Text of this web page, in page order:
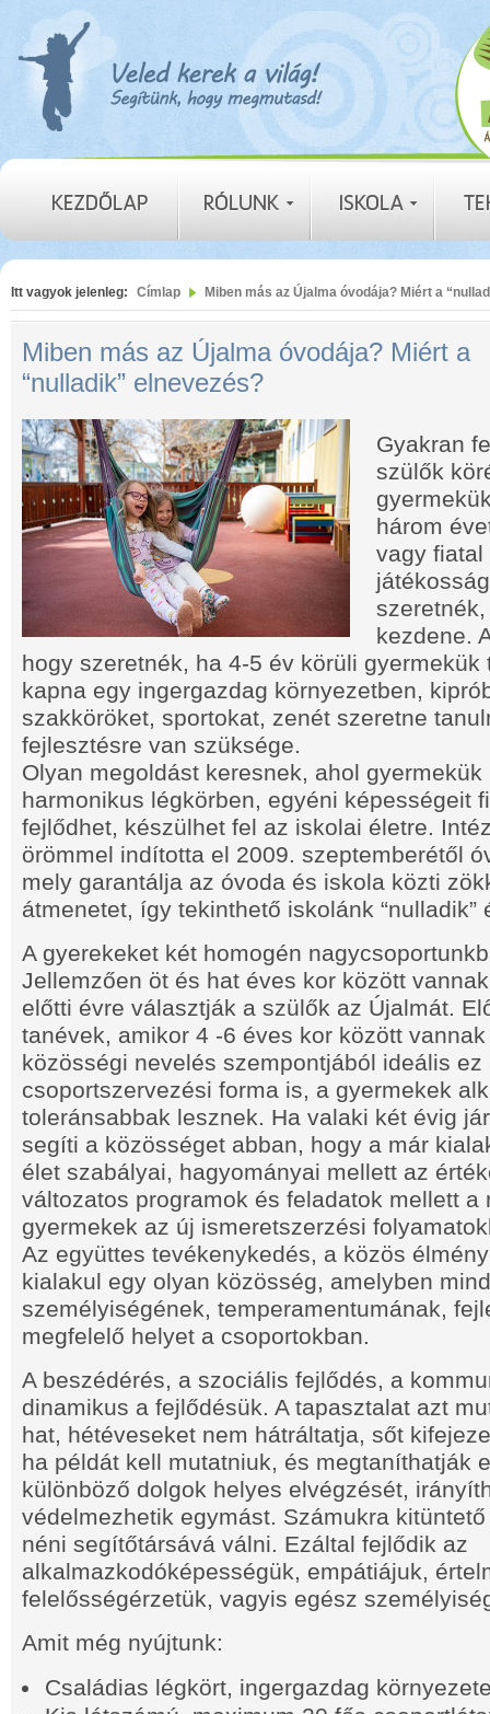
Itt vagyok jelenleg: Címlap Miben más az Újalma óvodája? Miért a
Miben más az Újalma óvodája? Miért a
“nulladik” elnevezés?
Gyakran
szülők
három
vagy
kezdene.
hogy szeretnék, ha 4-5 év körüli gyermekük
kapna egy ingergazdag környezetben,
szakköröket, sportokat, zenét szeretne
fejlesztésre van szüksége.
Olyan megoldást keresnek, ahol gyermekük
harmonikus légkörben, egyéni képességeit
fejlődhet, készülhet fel az iskolai életre.
örömmel indította el 2009. szeptemberétől
mely garantálja az óvoda és iskola közti
átmenetet, így tekinthető iskolánk “nulladik”
A gyerekeket két homogén
Jellemzően öt és hat éves kor között
előtti évre választják a szülők az Újalmát.
tanévek, amikor 4 -6 éves kor között
közösségi nevelés szempontjából ideális ez
csoportszervezési forma is, a gyermekek
toleránsabbak lesznek. Ha valaki két évig
segíti a közösséget abban, hogy a már
élet szabályai, hagyományai mellett az
változatos programok és feladatok mellett a
gyermekek az új ismeretszerzési
Az együttes tevékenykedés, a közös
kialakul egy olyan közösség, amelyben
személyiségének, temperamentumának,
megfelelő helyet a csoportokban.
A beszédérés, a szociális fejlődés, a
dinamikus a fejlődésük. A tapasztalat azt
hat, hétéveseket nem hátráltatja, sőt
ha példát kell mutatniuk, és megtaníthatják
különböző dolgok helyes elvégzését,
védelmezhetik egymást. Számukra
néni segítőtársává válni. Ezáltal fejlődik az
alkalmazkodóképességük, empátiájuk,
felelősségérzetük, vagyis egész
Amit még nyújtunk:
Családias légkört, ingergazdag